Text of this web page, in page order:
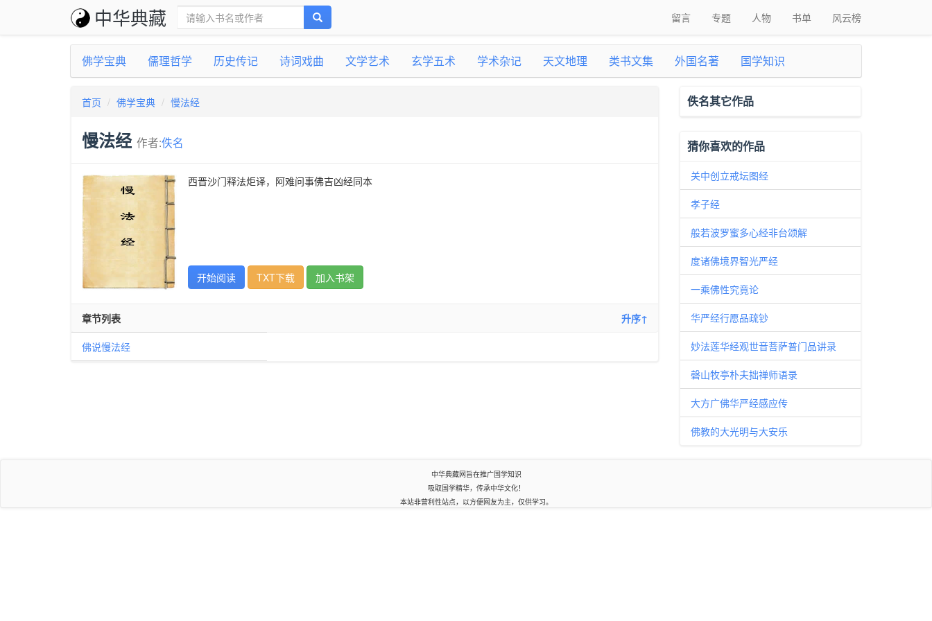
中华典藏 留言 专题 人物 书单 风云榜
佛学宝典 儒理哲学 历史传记 诗词戏曲 文学艺术 玄学五术 学术杂记 天文地理 类书文集 外国名著 国学知识
首页 佛学宝典 慢法经
慢法经 作者:佚名
西晋沙门释法炬译，阿难问事佛吉凶经同本
开始阅读 TXT下载 加入书架
章节列表 升序↑
佛说慢法经
佚名其它作品
猜你喜欢的作品
关中创立戒坛图经
孝子经
般若波罗蜜多心经非台颂解
度诸佛境界智光严经
一乘佛性究竟论
华严经行愿品疏钞
妙法莲华经观世音菩萨普门品讲录
磬山牧亭朴夫拙禅师语录
大方广佛华严经感应传
佛教的大光明与大安乐
中华典藏网旨在推广国学知识
吸取国学精华，传承中华文化！
本站非营利性站点，以方便网友为主，仅供学习。